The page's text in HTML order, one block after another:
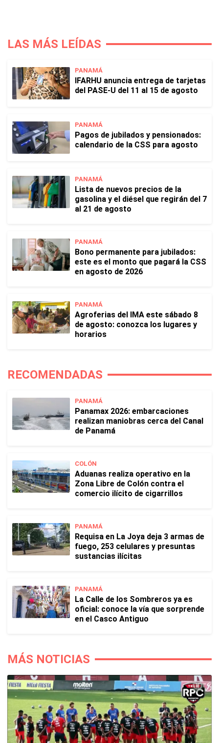
LAS MÁS LEÍDAS
PANAMÁ
IFARHU anuncia entrega de tarjetas
del PASE-U del 11 al 15 de agosto
PANAMÁ
Pagos de jubilados y pensionados:
calendario de la CSS para agosto
PANAMÁ
Lista de nuevos precios de la
gasolina y el diésel que regirán del 7
al 21 de agosto
PANAMÁ
Bono permanente para jubilados:
este es el monto que pagará la CSS
en agosto de 2026
PANAMÁ
Agroferias del IMA este sábado 8
de agosto: conozca los lugares y
horarios
RECOMENDADAS
PANAMÁ
Panamax 2026: embarcaciones
realizan maniobras cerca del Canal
de Panamá
COLÓN
Aduanas realiza operativo en la
Zona Libre de Colón contra el
comercio ilícito de cigarrillos
PANAMÁ
Requisa en La Joya deja 3 armas de
fuego, 253 celulares y presuntas
sustancias ilícitas
PANAMÁ
La Calle de los Sombreros ya es
oficial: conoce la vía que sorprende
en el Casco Antiguo
MÁS NOTICIAS